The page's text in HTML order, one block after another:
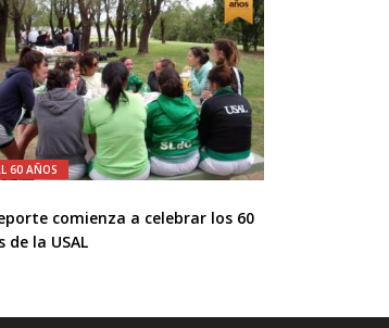
60 AÑOS
comienza a celebrar los 60
de la USAL